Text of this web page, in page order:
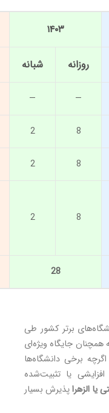
۱۴۰۳
روزانه شبانه
—
—
8
2
8
2
8
2
28
برتر کشور طی
جایگاه ویژه‌ای
برخی دانشگاه‌ها
یا تثبیت‌شده
یا الزهراپذیرش بسیار